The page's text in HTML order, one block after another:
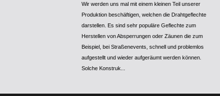
Wir werden uns mal mit einem kleinen Teil unserer
Produktion beschäftigen, welchen die Drahtgeflechte
darstellen. Es sind sehr populäre Geflechte zum
Herstellen von Absperrungen oder Zäunen die zum
Beispiel, bei Straßenevents, schnell und problemlos
aufgestellt und wieder aufgeräumt werden können.
Solche Konstruk...